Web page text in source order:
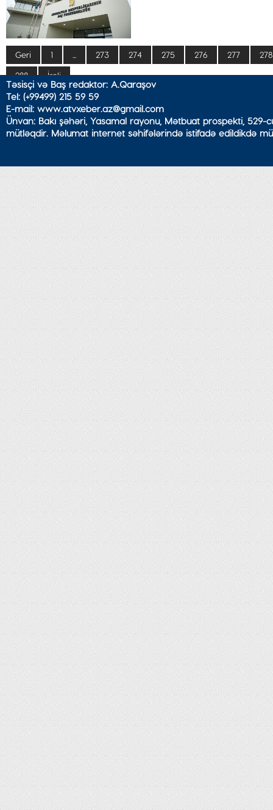
Geri 1 273 274 275 276 277
278
288
İrəli
Təsisçi və Baş redaktor: A.Qaraşov
Tel: (+99499) 215 59 59
E-mail: www.atvxeber.az@gmail.com
Ünvan: Bakı şəhəri, Yasamal rayonu, Mətbuat prospekti,
mütləqdir. Məlumat internet səhifələrində istifadə edildikdə